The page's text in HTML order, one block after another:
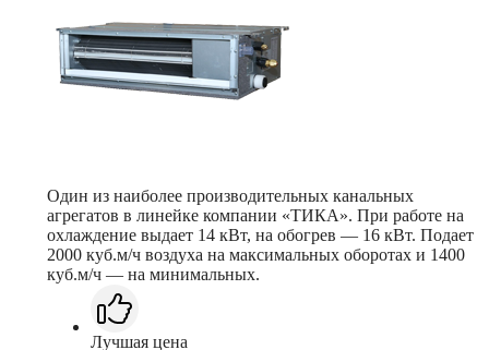
Один из наиболее производительных канальных
агрегатов в линейке компании «ТИКА». При работе на
охлаждение выдает 14 кВт, на обогрев — 16 кВт. Подает
2000 куб.м/ч воздуха на максимальных оборотах и 1400
куб.м/ч — на минимальных.
Лучшая цена